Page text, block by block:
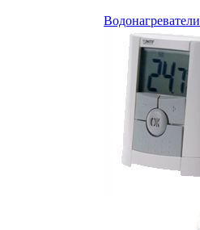
Водонагреватели